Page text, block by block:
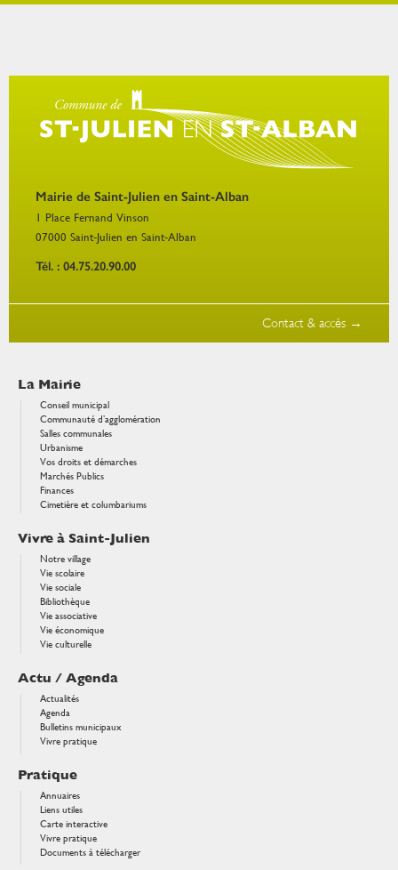
Mairie de Saint-Julien en Saint-Alban
1 Place Fernand Vinson
07000 Saint-Julien en Saint-Alban
Tél. : 04.75.20.90.00
Contact & accès →
La Mairie
Conseil municipal
Communauté d’agglomération
Salles communales
Urbanisme
Vos droits et démarches
Marchés Publics
Finances
Cimetière et columbariums
Vivre à Saint-Julien
Notre village
Vie scolaire
Vie sociale
Bibliothèque
Vie associative
Vie économique
Vie culturelle
Actu / Agenda
Actualités
Agenda
Bulletins municipaux
Vivre pratique
Pratique
Annuaires
Liens utiles
Carte interactive
Vivre pratique
Documents à télécharger